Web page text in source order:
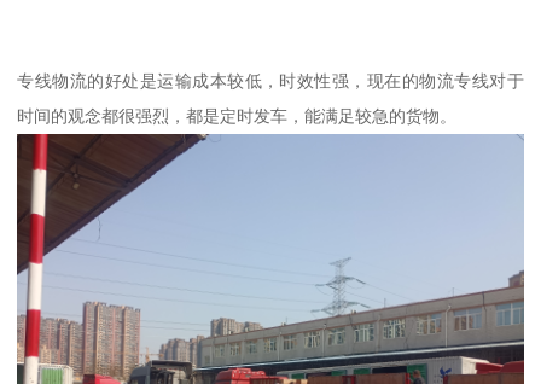
专线物流的好处是运输成本较低，时效性强，现在的物流专线对于
时间的观念都很强烈，都是定时发车，能满足较急的货物。